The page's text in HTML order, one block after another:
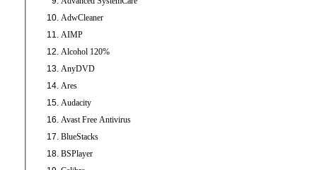
AdwCleaner
AIMP
Alcohol 120%
AnyDVD
Ares
Audacity
Avast Free Antivirus
BlueStacks
BSPlayer